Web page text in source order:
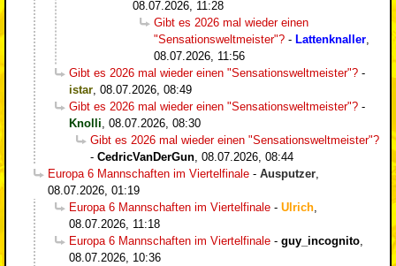
08.07.2026, 11:28
Gibt es 2026 mal wieder einen
"Sensationsweltmeister"? - Lattenknaller
08.07.2026, 11:56
Gibt es 2026 mal wieder einen "Sensationsweltmeister"? -
istar 08.07.2026, 08:49
Gibt es 2026 mal wieder einen "Sensationsweltmeister"? -
Knolli 08.07.2026, 08:30
Gibt es 2026 mal wieder einen "Sensationsweltmeister"?
- CedricVanDerGun 08.07.2026, 08:44
Europa 6 Mannschaften im Viertelfinale - Ausputzer
08.07.2026, 01:19
Europa 6 Mannschaften im Viertelfinale - Ulrich
08.07.2026, 11:18
Europa 6 Mannschaften im Viertelfinale - guy_incognito
08.07.2026, 10:36